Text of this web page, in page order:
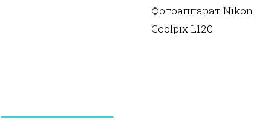
Фотоаппарат Nikon
Coolpix L120